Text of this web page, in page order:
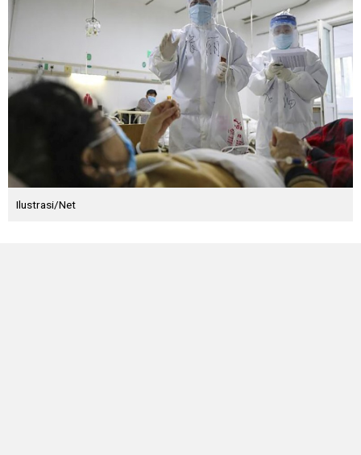
Ilustrasi/Net